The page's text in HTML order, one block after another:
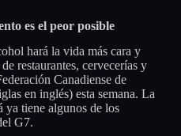
es el peor posible
hará la vida más cara y
restaurantes, cervecerías y
Canadiense de
en inglés) esta semana. La
ya tiene algunos de los
G7.